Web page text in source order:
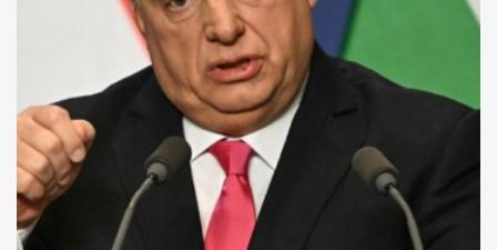
Óriási kártérítésre kötelezték
Donald Trumpot